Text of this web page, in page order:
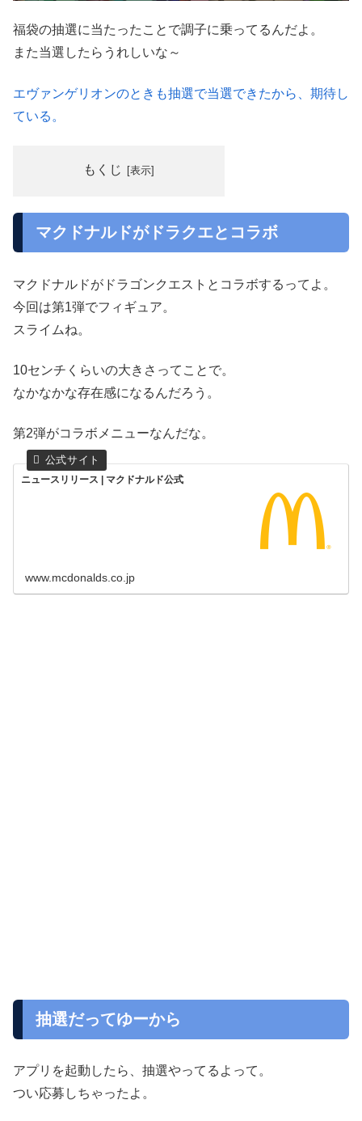
福袋の抽選に当たったことで調子に乗ってるんだよ。
また当選したらうれしいな～
エヴァンゲリオンのときも抽選で当選できたから、期待し
ている。
もくじ
マクドナルドがドラクエとコラボ
マクドナルドがドラゴンクエストとコラボするってよ。
今回は第1弾でフィギュア。
スライムね。
10センチくらいの大きさってことで。
なかなかな存在感になるんだろう。
第2弾がコラボメニューなんだな。
ニュースリリース | マクドナルド公式
www.mcdonalds.co.jp
抽選だってゆーから
アプリを起動したら、抽選やってるよって。
つい応募しちゃったよ。